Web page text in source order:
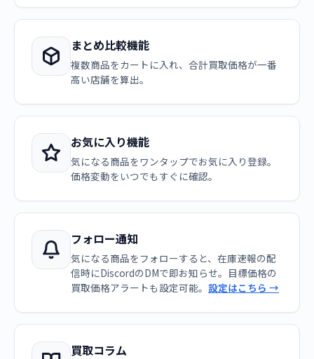
まとめ比較機能
複数商品をカートに入れ、合計買取価格が一番
高い店舗を算出。
お気に入り機能
気になる商品をワンタップでお気に入り登録。
価格変動をいつでもすぐに確認。
フォロー通知
気になる商品をフォローすると、在庫速報の配
信時にDiscordのDMで即お知らせ。目標価格の
買取価格アラートも設定可能。 設定はこちら →
買取コラム